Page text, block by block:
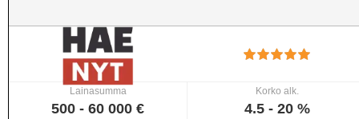
Lainasumma
500 - 60 000 €
Korko alk.
4.5 - 20 %